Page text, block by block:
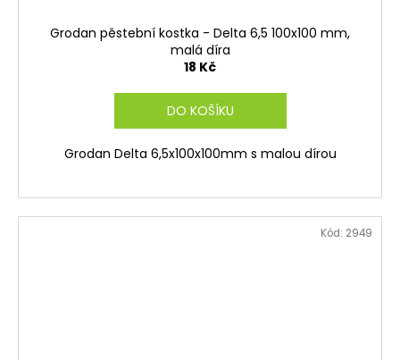
Grodan pěstební kostka - Delta 6,5 100x100 mm,
malá díra
18 Kč
DO KOŠÍKU
Grodan Delta 6,5x100x100mm s malou dírou
Kód: 2949